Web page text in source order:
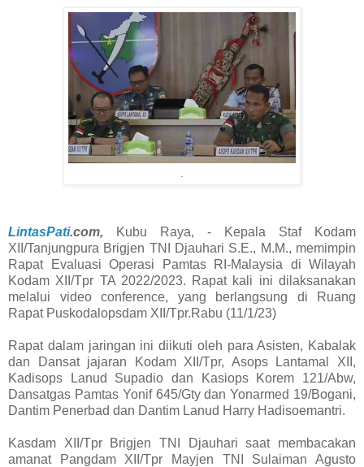
.
LintasPati.com,
Kubu Raya, - Kepala Staf Kodam
XII/Tanjungpura Brigjen TNI Djauhari S.E., M.M., memimpin
Rapat Evaluasi Operasi Pamtas RI-Malaysia di Wilayah
Kodam XII/Tpr TA 2022/2023. Rapat kali ini dilaksanakan
melalui video conference, yang berlangsung di Ruang
Rapat Puskodalopsdam XII/Tpr.Rabu (11/1/23)
Rapat dalam jaringan ini diikuti oleh para Asisten, Kabalak
dan Dansat jajaran Kodam XII/Tpr, Asops Lantamal XII,
Kadisops Lanud Supadio dan Kasiops Korem 121/Abw,
Dansatgas Pamtas Yonif 645/Gty dan Yonarmed 19/Bogani,
Dantim Penerbad dan Dantim Lanud Harry Hadisoemantri.
Kasdam XII/Tpr Brigjen TNI Djauhari saat membacakan
amanat Pangdam XII/Tpr Mayjen TNI Sulaiman Agusto